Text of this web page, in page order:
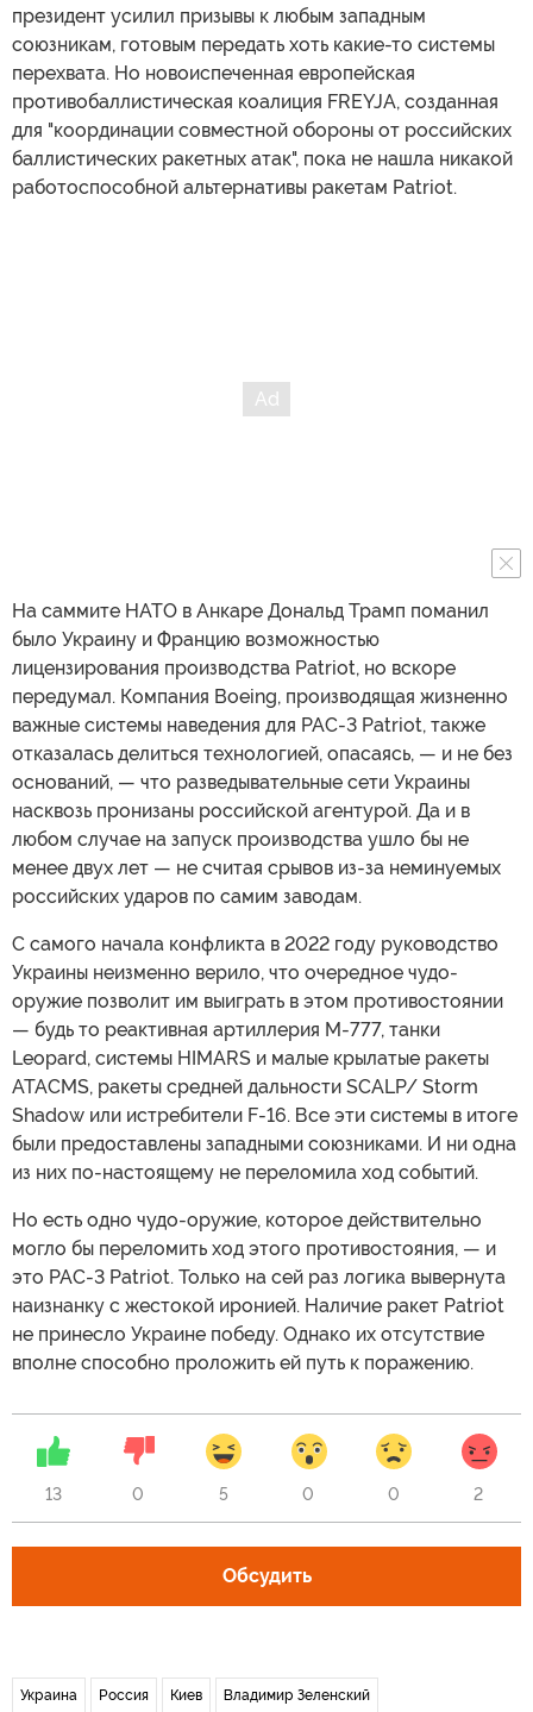
президент усилил призывы к любым западным
союзникам, готовым передать хоть какие-то системы
перехвата. Но новоиспеченная европейская
противобаллистическая коалиция FREYJA, созданная
для "координации совместной обороны от российских
баллистических ракетных атак", пока не нашла никакой
работоспособной альтернативы ракетам Patriot.
На саммите НАТО в Анкаре Дональд Трамп поманил
было Украину и Францию возможностью
лицензирования производства Patriot, но вскоре
передумал. Компания Boeing, производящая жизненно
важные системы наведения для PAC-3 Patriot, также
отказалась делиться технологией, опасаясь, — и не без
оснований, — что разведывательные сети Украины
насквозь пронизаны российской агентурой. Да и в
любом случае на запуск производства ушло бы не
менее двух лет — не считая срывов из-за неминуемых
российских ударов по самим заводам.
С самого начала конфликта в 2022 году руководство
Украины неизменно верило, что очередное чудо-
оружие позволит им выиграть в этом противостоянии
— будь то реактивная артиллерия M-777, танки
Leopard, системы HIMARS и малые крылатые ракеты
ATACMS, ракеты средней дальности SCALP/ Storm
Shadow или истребители F-16. Все эти системы в итоге
были предоставлены западными союзниками. И ни одна
из них по-настоящему не переломила ход событий.
Но есть одно чудо-оружие, которое действительно
могло бы переломить ход этого противостояния, — и
это PAC-3 Patriot. Только на сей раз логика вывернута
наизнанку с жестокой иронией. Наличие ракет Patriot
не принесло Украине победу. Однако их отсутствие
вполне способно проложить ей путь к поражению.
13 0 5 0 0 2
Обсудить
Украина Россия Киев Владимир Зеленский